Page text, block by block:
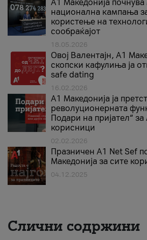
A1 Македонија
национална кампања
користење на
сообраќајот
18.05.2026
Овој Валентајн, A1
скопски кафулиња ја
safe dating
16.02.2026
А1 Македонија ја
револуционерната
Подари на пријател“
корисници
02.02.2026
Празничен A1 Net Sеf
Македонија за сите
04.12.2025
Слични содржини